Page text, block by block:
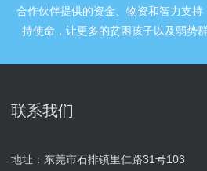
合作伙伴提供的资金、物资和智力支
持使命，让更多的贫困孩子以及弱势
联系我们
地址：东莞市石排镇里仁路31号103